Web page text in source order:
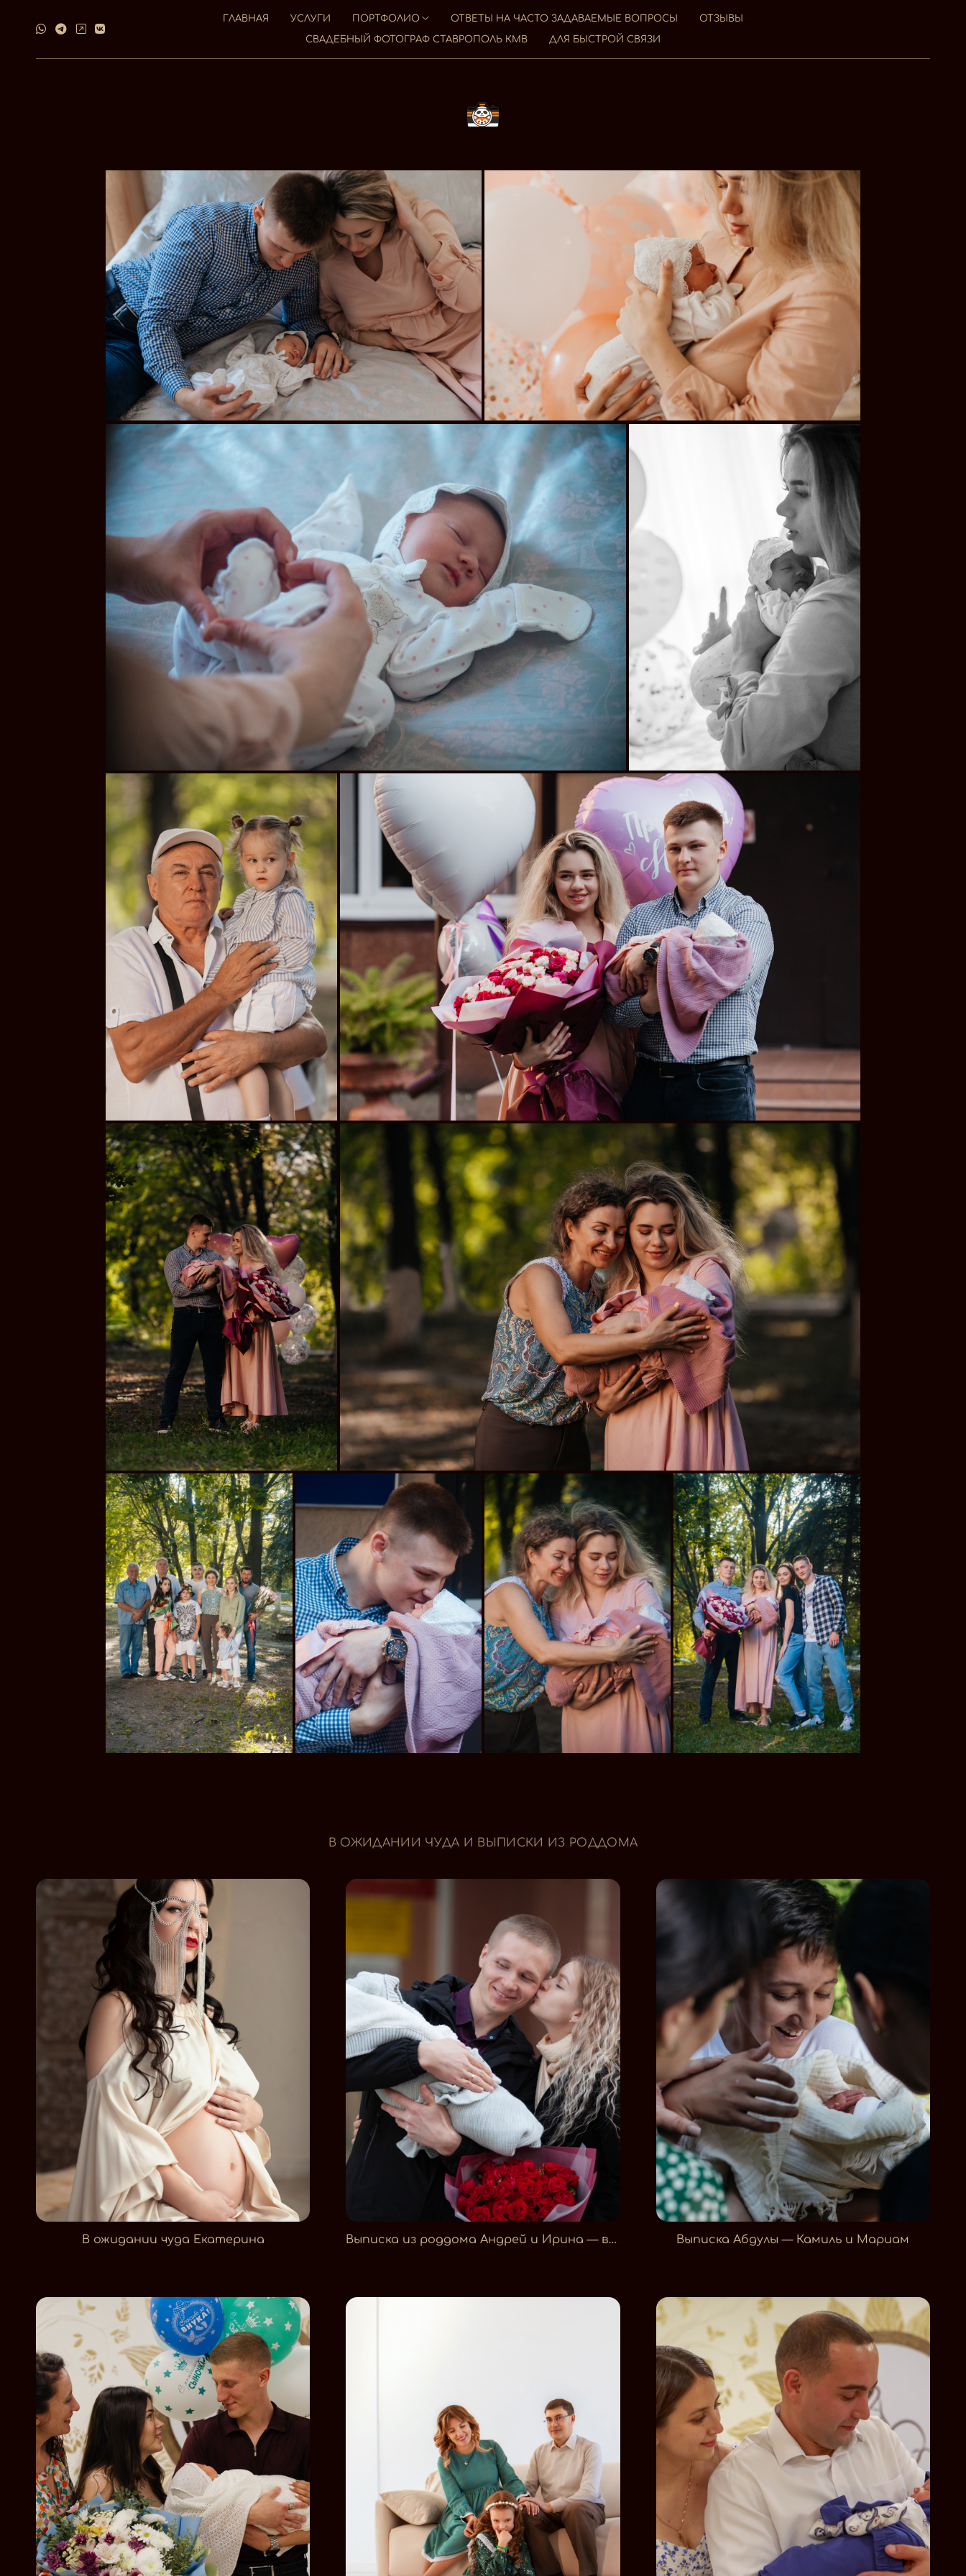
ГЛАВНАЯ УСЛУГИ ПОРТФОЛИО ОТВЕТЫ НА ЧАСТО ЗАДАВАЕМЫЕ ВОПРОСЫ ОТЗЫВЫ
СВАДЕБНЫЙ ФОТОГРАФ СТАВРОПОЛЬ КМВ ДЛЯ БЫСТРОЙ СВЯЗИ
В ОЖИДАНИИ ЧУДА И ВЫПИСКИ ИЗ РОДДОМА
В ожидании чуда Екатерина Выписка из роддома Андрей и Ирина — встреча Ванечки Выписка Абдулы — Камиль и Мариам